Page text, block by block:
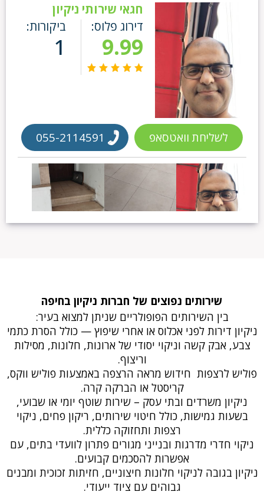
חגאי שירותי ניקיון
דירוג פלוס:
9.99
ביקורות:
1
לשליחת וואטסאפ 055-2114591
שירותים נפוצים של חברות ניקיון בחיפה
בין השירותים הפופולריים שניתן למצוא בעיר:
ניקיון דירות לפני אכלוס או אחרי שיפוץ — כולל הסרת כתמי
צבע, אבק קשה וניקוי יסודי של ארונות, חלונות, מסילות
וריצוף.
פוליש לרצפות חידוש מראה הרצפה באמצעות פוליש ווקס,
קריסטל או הברקה קרה.
ניקיון משרדים ובתי עסק – שירות שוטף יומי או שבועי,
בשעות גמישות, כולל חיטוי שירותים, ריקון פחים, ניקוי
רצפות ותחזוקה כללית.
ניקוי חדרי מדרגות ובנייני מגורים פתרון לוועדי בתים, עם
אפשרות להסכמים קבועים.
ניקיון בגובה לניקוי חלונות חיצוניים, חזיתות זכוכית ומבנים
גבוהים עם ציוד ייעודי.